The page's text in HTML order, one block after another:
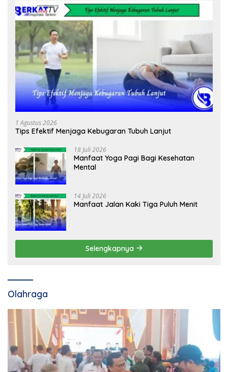
1 Agustus 2026
Tips Efektif Menjaga Kebugaran Tubuh Lanjut
18 Juli 2026
Manfaat Yoga Pagi Bagi Kesehatan
Mental
14 Juli 2026
Manfaat Jalan Kaki Tiga Puluh Menit
Selengkapnya
Olahraga